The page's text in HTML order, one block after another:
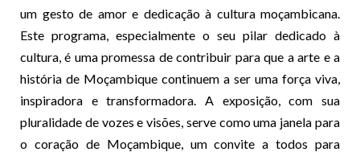
um gesto de amor e dedicação à cultura moçambicana.
Este programa, especialmente o seu pilar dedicado à
cultura, é uma promessa de contribuir para que a arte e a
história de Moçambique continuem a ser uma força viva,
inspiradora e transformadora. A exposição, com sua
pluralidade de vozes e visões, serve como uma janela para
o coração de Moçambique, um convite a todos para